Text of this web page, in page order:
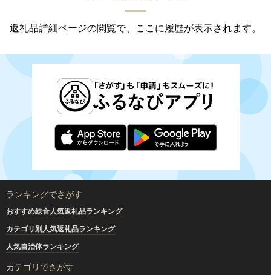
返礼品詳細ページの閲覧で、ここに履歴が表示されます。
ランキングでさがす
おすすめ総合人気返礼品ランキング
カテゴリ別人気返礼品ランキング
人気自治体ランキング
カテゴリでさがす